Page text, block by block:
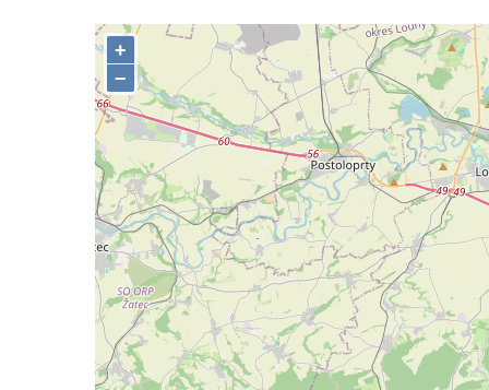
Kenotaf Pepiho Meisela na hřbitově v
Dolním Podluží
Kenotaf Leopolda Malata na hřbitově v
Dolním Podluží
Kenotaf Antona Klause na hřbitově v
Dolním Podluží
Kenotaf Heinricha Klause na hřbitově v
Dolním Podluží
Kenotaf Josefa Stolle na hřbitově v Dolním
Podluží
Pomník obětem 1. světové války na